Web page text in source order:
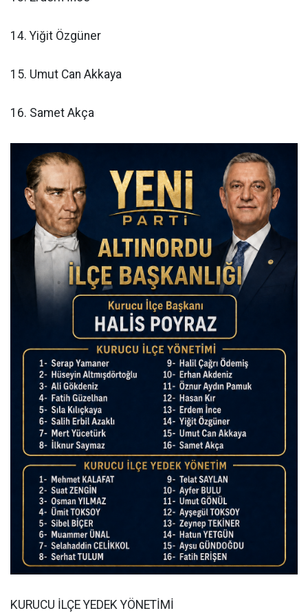
14. Yiğit Özgüner
15. Umut Can Akkaya
16. Samet Akça
KURUCU İLÇE YEDEK YÖNETİMİ